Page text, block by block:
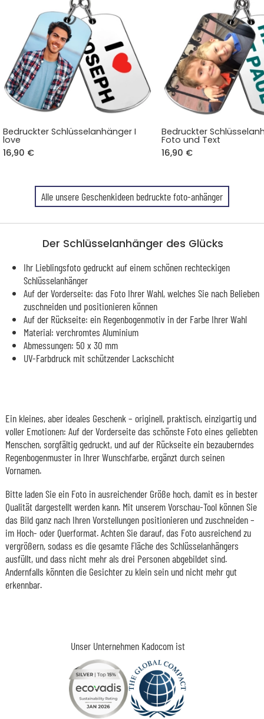
Bedruckter Schlüsselanhänger I
love
16,90 €
Bedruckter
Foto und Text
16,90 €
Alle unsere Geschenkideen bedruckte foto-anhänger
Der Schlüsselanhänger des Glücks
Ihr Lieblingsfoto gedruckt auf einem schönen rechteckigen
Schlüsselanhänger
Auf der Vorderseite: das Foto Ihrer Wahl, welches Sie nach Belieben
zuschneiden und positionieren können
Auf der Rückseite: ein Regenbogenmotiv in der Farbe Ihrer Wahl
Material: verchromtes Aluminium
Abmessungen: 50 x 30 mm
UV-Farbdruck mit schützender Lackschicht
Unser Unternehmen Kadocom ist
Ein kleines, aber ideales Geschenk – originell, praktisch, einzigartig und
voller Emotionen: Auf der Vorderseite das schönste Foto eines geliebten
Menschen, sorgfältig gedruckt, und auf der Rückseite ein bezauberndes
Regenbogenmuster in Ihrer Wunschfarbe, ergänzt durch seinen
Vornamen.
Bitte laden Sie ein Foto in ausreichender Größe hoch, damit es in bester
Qualität dargestellt werden kann. Mit unserem Vorschau-Tool können Sie
das Bild ganz nach Ihren Vorstellungen positionieren und zuschneiden –
im Hoch- oder Querformat. Achten Sie darauf, das Foto ausreichend zu
vergrößern, sodass es die gesamte Fläche des Schlüsselanhängers
ausfüllt, und dass nicht mehr als drei Personen abgebildet sind.
Andernfalls könnten die Gesichter zu klein sein und nicht mehr gut
erkennbar.